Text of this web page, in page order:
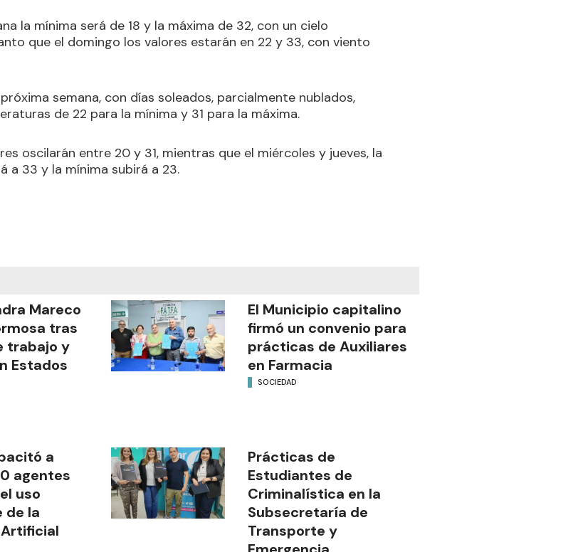
la mínima será de 18 y la máxima de 32, con un cielo
que el domingo los valores estarán en 22 y 33, con viento
semana, con días soleados, parcialmente nublados,
de 22 para la mínima y 31 para la máxima.
oscilarán entre 20 y 31, mientras que el miércoles y jueves, la
a 33 y la mínima subirá a 23.
Mareco
tras
trabajo y
Estados
El Municipio capitalino
firmó un convenio para
prácticas de Auxiliares
en Farmacia
SOCIEDAD
a
agentes
uso
de la
Prácticas de
Estudiantes de
Criminalística en la
Subsecretaría de
Transporte y